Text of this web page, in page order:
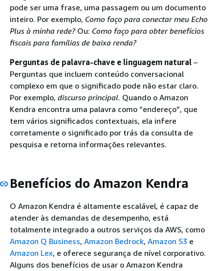
pode ser uma frase, uma passagem ou um documento
inteiro. Por exemplo, Como faço para conectar meu Echo
Plus à minha rede? Ou: Como faço para obter benefícios
fiscais para famílias de baixa renda?
Perguntas de palavra-chave e linguagem natural –
Perguntas que incluem conteúdo conversacional
complexo em que o significado pode não estar claro.
Por exemplo, discurso principal. Quando o Amazon
Kendra encontra uma palavra como “endereço”, que
tem vários significados contextuais, ela infere
corretamente o significado por trás da consulta de
pesquisa e retorna informações relevantes.
Benefícios do Amazon Kendra
O Amazon Kendra é altamente escalável, é capaz de
atender às demandas de desempenho, está
totalmente integrado a outros serviços da AWS, como
Amazon Q Business, Amazon Bedrock, Amazon S3 e
Amazon Lex, e oferece segurança de nível corporativo.
Alguns dos benefícios de usar o Amazon Kendra